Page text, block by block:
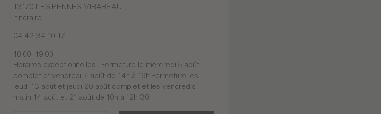
13170 LES PENNES MIRABEAU
Itinéraire
04 42 34 10 17
10:00–19:00
Horaires exceptionnelles : Fermeture le mercredi 5 août
complet et vendredi 7 août de 14h à 19h Fermeture les
jeudi 13 août et jeudi 20 août complet et les vendredis
matin 14 août et 21 août de 10h à 12h 30.